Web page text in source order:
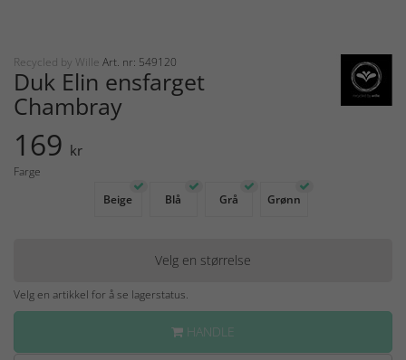
Recycled by Wille Art. nr: 549120
Duk Elin ensfarget
Chambray
169 kr
Farge
Beige
Blå Grå Grønn
Velg en størrelse
Velg en artikkel for å se lagerstatus.
HANDLE